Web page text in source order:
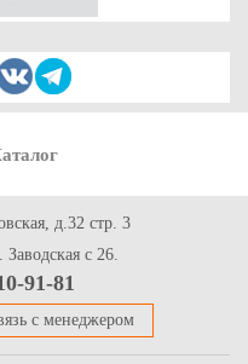
WinCakeHandBox"
д.32 стр. 3
с 26.
91-81
с менеджером